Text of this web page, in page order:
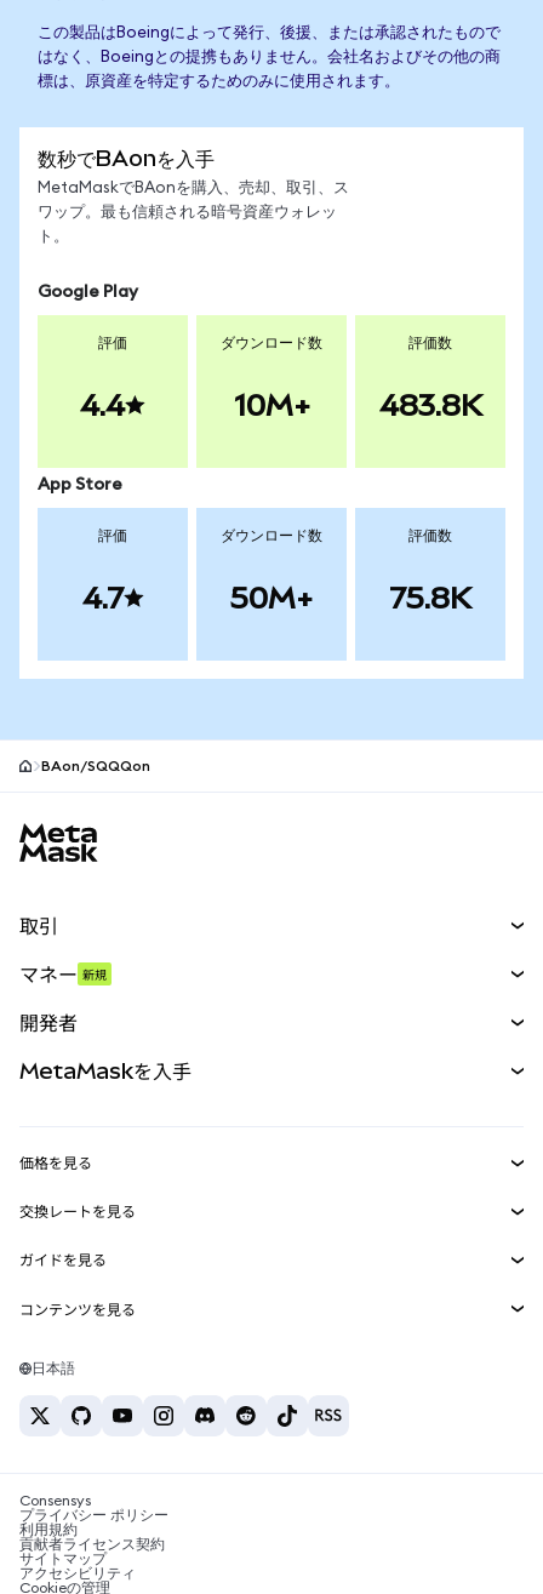
この製品はBoeingによって発行、後援、または承認されたもので
はなく、Boeingとの提携もありません。会社名およびその他の商
標は、原資産を特定するためのみに使用されます。
数秒でBAonを入手
MetaMaskでBAonを購入、売却、取引、ス
ワップ。最も信頼される暗号資産ウォレッ
ト。
Google Play
評価
4.4
ダウンロード数
10M+
評価数
483.8K
App Store
評価
4.7
ダウンロード数
50M+
評価数
75.8K
BAon/SQQQon
取引
パーペチュアル
RWA
マネー 新規
開発者
MetaMask Connect
Snaps
Web3サービス
MetaMaskを入手
セキュリティ
サポート
キャリア
お問い合わせ
価格を見る
イーサリアムの価格
Solanaの価格
Tetherの価格
交換レートを見る
ETH→USD
USDT→INR
BTC→INR
ETH→USDT
ガイドを見る
ETHの購入
USDTの購入
SHIBの購入
BNBの購入
コンテンツを見る
Solanaウォレット
税制関連ニュース
暗号資産の購入方法は？
ビットコインを売るには？
日本語
Consensys
プライバシー ポリシー
利用規約
貢献者ライセンス契約
サイトマップ
アクセシビリティ
Cookieの管理